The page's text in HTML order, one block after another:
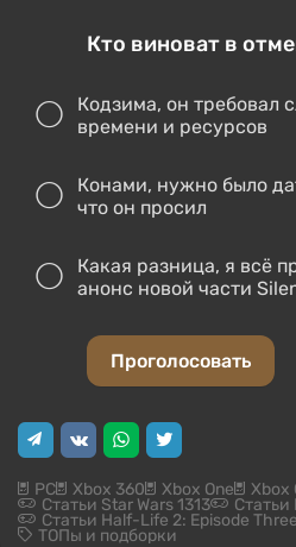
Кто виноват в
Кодзима, он требовал
времени и ресурсов
Конами, нужно было
что он просил
Какая разница, я всё
анонс новой части
Проголосовать
PC Xbox 360 Xbox One Xbox
Статьи Star Wars 1313
Статьи Half-Life 2: Episode Three
ТОПы и подборки